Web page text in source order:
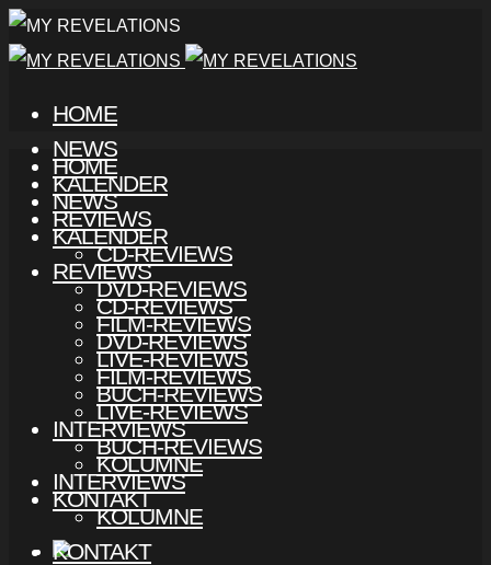
HOME
NEWS
KALENDER
REVIEWS
CD-REVIEWS
DVD-REVIEWS
FILM-REVIEWS
LIVE-REVIEWS
BUCH-REVIEWS
INTERVIEWS
KOLUMNE
KONTAKT
HOME
NEWS
KALENDER
REVIEWS
CD-REVIEWS
DVD-REVIEWS
FILM-REVIEWS
LIVE-REVIEWS
BUCH-REVIEWS
INTERVIEWS
KOLUMNE
KONTAKT